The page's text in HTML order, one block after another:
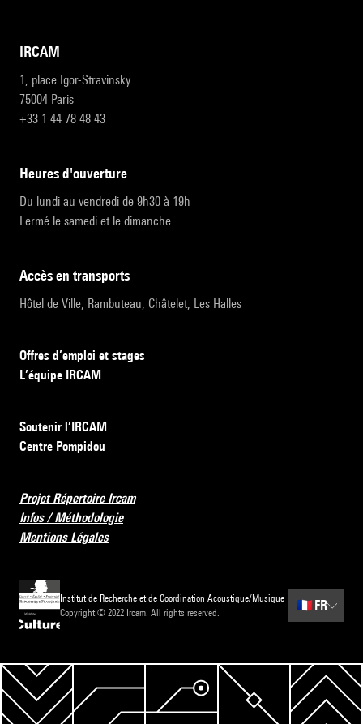
IRCAM
1, place Igor-Stravinsky
75004 Paris
+33 1 44 78 48 43
heures d'ouverture
Du lundi au vendredi de 9h30 à 19h
Fermé le samedi et le dimanche
accès en transports
Hôtel de Ville, Rambuteau, Châtelet, Les Halles
Offres d’emploi et stages
L’équipe IRCAM
Soutenir l’IRCAM
Centre Pompidou
Projet Répertoire Ircam
Infos / Méthodologie
Mentions Légales
Institut de Recherche et de Coordination Acoustique/Musique
Copyright © 2022 Ircam. All rights reserved.
🇫🇷 FR